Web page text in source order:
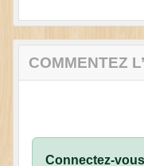
COMMENTEZ
Connectez-vous